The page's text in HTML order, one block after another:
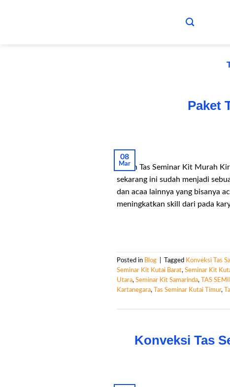
Paket
08
Mar
Pesan Tas Seminar Kit Murah
sekarang ini sudah menjadi
dan acaa lainnya yang bisanya
meningkatkan skill dari pada
Posted in Blog Tagged Konveksi Tas
Seminar Kit Kutai Barat, Seminar Kit
Utara, Seminar Kit Samarinda, TAS
Kartanegara, Tas Seminar Kutai Timur,
Konveksi Tas